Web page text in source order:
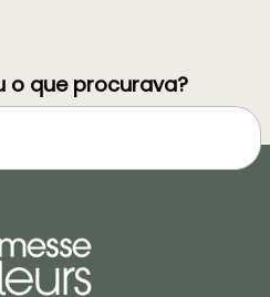
o que procurava?